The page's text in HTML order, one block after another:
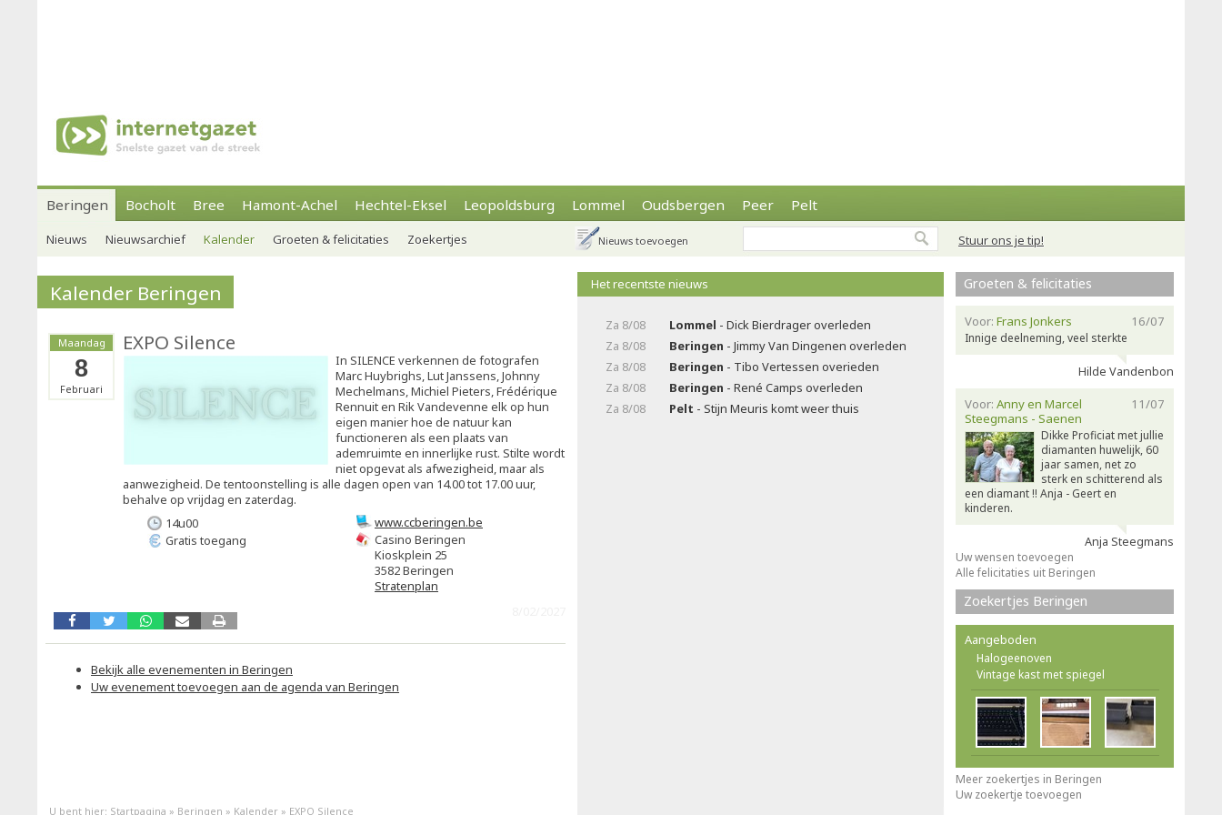
Beringen Bocholt Bree Hamont-Achel Hechtel-Eksel Leopoldsburg Lommel Oudsbergen Peer Pelt
Stuur ons je tip!
Nieuws Nieuwsarchief Kalender Groeten & felicitaties Zoekertjes Nieuws toevoegen
Kalender Beringen
Maandag
8
Februari
EXPO Silence
In SILENCE verkennen de fotografen
Marc Huybrighs, Lut Janssens, Johnny
Mechelmans, Michiel Pieters, Frédérique
Rennuit en Rik Vandevenne elk op hun
eigen manier hoe de natuur kan
functioneren als een plaats van
ademruimte en innerlijke rust. Stilte wordt
niet opgevat als afwezigheid, maar als
aanwezigheid. De tentoonstelling is alle dagen open van 14.00 tot 17.00 uur,
behalve op vrijdag en zaterdag.
www.ccberingen.be
Casino Beringen
Kioskplein 25
3582 Beringen
Stratenplan
14u00
Gratis toegang
Bekijk alle evenementen in Beringen
Uw evenement toevoegen aan de agenda van Beringen
Het recentste nieuws
Za 8/08 Lommel - Dick Bierdrager overleden
Za 8/08
Beringen - Jimmy Van Dingenen overleden
Za 8/08
Beringen - Tibo Vertessen overieden
Za 8/08
Beringen - René Camps overleden
Za 8/08
Pelt - Stijn Meuris komt weer thuis
Groeten & felicitaties
16/07
Voor: Frans Jonkers
Innige deelneming, veel sterkte
Hilde Vandenbon
11/07
Voor: Anny en Marcel
Steegmans - Saenen
Dikke Proficiat met jullie
diamanten huwelijk, 60
jaar samen, net zo
sterk en schitterend als
een diamant !! Anja - Geert en
kinderen.
Anja Steegmans
Uw wensen toevoegen
Alle felicitaties uit Beringen
Zoekertjes Beringen
Aangeboden
Halogeenoven
Vintage kast met spiegel
Meer zoekertjes in Beringen
Uw zoekertje toevoegen
U bent hier: Startpagina » Beringen » Kalender » EXPO Silence